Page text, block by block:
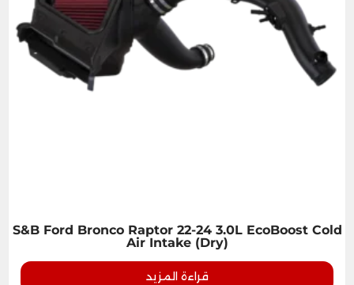
S&B Ford Bronco Raptor 22-24 3.0L EcoBoost Cold
Air Intake (Dry)
قراءة المزيد